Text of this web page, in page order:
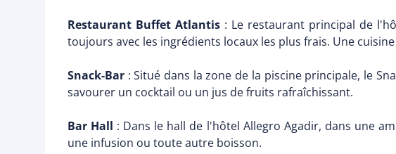
Restaurant Buffet Atlantis : Le restaurant principal de
toujours avec les ingrédients locaux les plus frais. Une
Snack-Bar : Situé dans la zone de la piscine principale, le
savourer un cocktail ou un jus de fruits rafraîchissant.
Bar Hall : Dans le hall de l'hôtel Allegro Agadir, dans une
une infusion ou toute autre boisson.